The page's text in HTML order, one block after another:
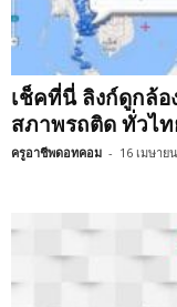
เช็คที่นี่ ลิงก์ดูกล้อ
สภาพรถติด ทั่วไ
ครูอาชีพดอทคอม - 16 เมษาย